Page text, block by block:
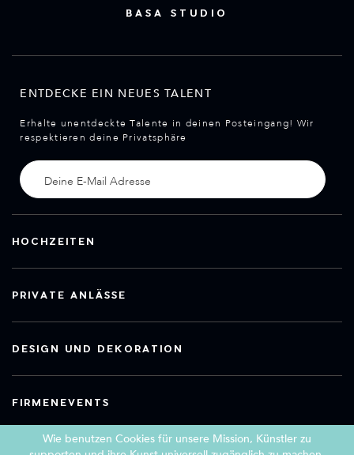
BASA STUDIO
ENTDECKE EIN NEUES TALENT
Erhalte unentdeckte Talente in deinen Posteingang! Wir
respektieren deine Privatsphäre
HOCHZEITEN
PRIVATE ANLÄSSE
DESIGN UND DEKORATION
FIRMENEVENTS
Wie benutzen Cookies für unsere Mission, Künstler zu